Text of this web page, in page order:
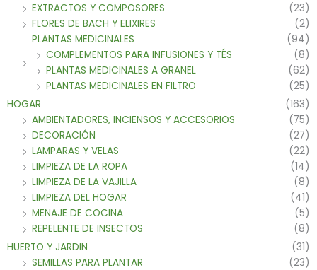
EXTRACTOS Y COMPOSORES
(23)
FLORES DE BACH Y ELIXIRES
(2)
PLANTAS MEDICINALES
(94)
COMPLEMENTOS PARA INFUSIONES Y TÉS
(8)
PLANTAS MEDICINALES A GRANEL
(62)
PLANTAS MEDICINALES EN FILTRO
(25)
HOGAR
(163)
AMBIENTADORES, INCIENSOS Y ACCESORIOS
(75)
DECORACIÓN
(27)
LAMPARAS Y VELAS
(22)
LIMPIEZA DE LA ROPA
(14)
LIMPIEZA DE LA VAJILLA
(8)
LIMPIEZA DEL HOGAR
(41)
MENAJE DE COCINA
(5)
REPELENTE DE INSECTOS
(8)
HUERTO Y JARDIN
(31)
SEMILLAS PARA PLANTAR
(23)